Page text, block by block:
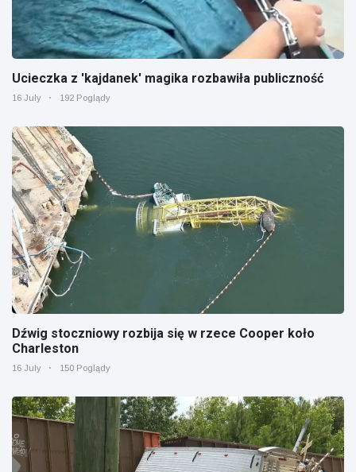
Ucieczka z 'kajdanek' magika rozbawiła publiczność
16 July 192 Poglądy
Dźwig stoczniowy rozbija się w rzece Cooper koło
Charleston
16 July 150 Poglądy